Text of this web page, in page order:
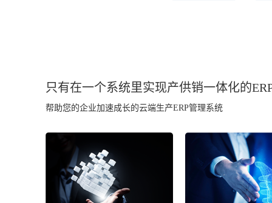
只有在一个系统里实现产供销一体化的
帮助您的企业加速成长的云端生产ERP管理系统